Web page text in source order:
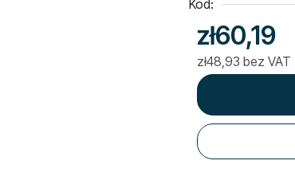
Kod:
zł60,19
zł48,93 bez VAT
Cena